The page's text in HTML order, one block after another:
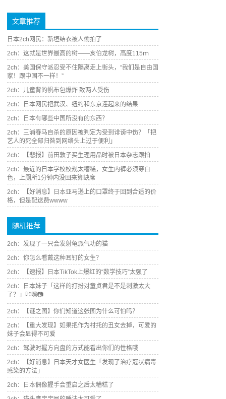
文章推荐
日本2ch网民：新垣结衣被人偷拍了
2ch：这就是世界最高的树——亥伯龙树，高度115ｍ
2ch：美国保守派忍受不住隔离走上街头，“我们是自由国
家！跟中国不一样！”
2ch：儿童背的帆布包爆炸 致两人受伤
2ch：日本网民把武汉、纽约和东京连起来的结果
2ch：日本有哪些中国所没有的东西？
2ch：三浦春马自杀的原因被判定为受到诽谤中伤？「把
艺人的死全部归咎到网络头上过于便利」
2ch：【悲报】前田敦子买生理用品时被日本杂志跟拍
2ch：最近的日本学校校规太糟糕，女生内裤必须穿白
色，上厕所1分钟内没回来算缺席
2ch：【好消息】日本亚马逊上的口罩终于回到合适的价
格，但是配送费wwww
随机推荐
2ch：发现了一只会发射龟派气功的猫
2ch：你怎么看戴这种耳钉的女生？
2ch：【速报】日本TikTok上爆红的“数学技巧”太强了
2ch：日本妹子「这样的打扮对童贞君是不是刺激太大
了？」咔嚓📷
2ch：【谜之图】你们知道这张图为什么可怕吗？
2ch：【重大发现】如果把作为衬托的丑女去掉，可爱的
妹子会显得不可爱
2ch：驾驶时握方向盘的方式能看出你们的性格哦
2ch：【好消息】日本天才女医生「发现了治疗冠状病毒
感染的方法」
2ch：日本偶像握手会重启之后太糟糕了